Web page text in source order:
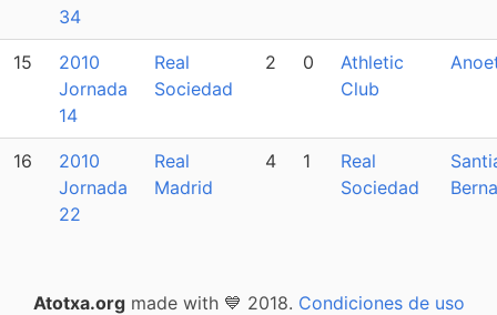
34
15
2010
Jornada
14
Real
Sociedad
2 0
Athletic
Club
16
2010
Jornada
22
Real
Madrid
4 1
Real
Sociedad
Atotxa.orgmade with 💙 2018. Condiciones de uso